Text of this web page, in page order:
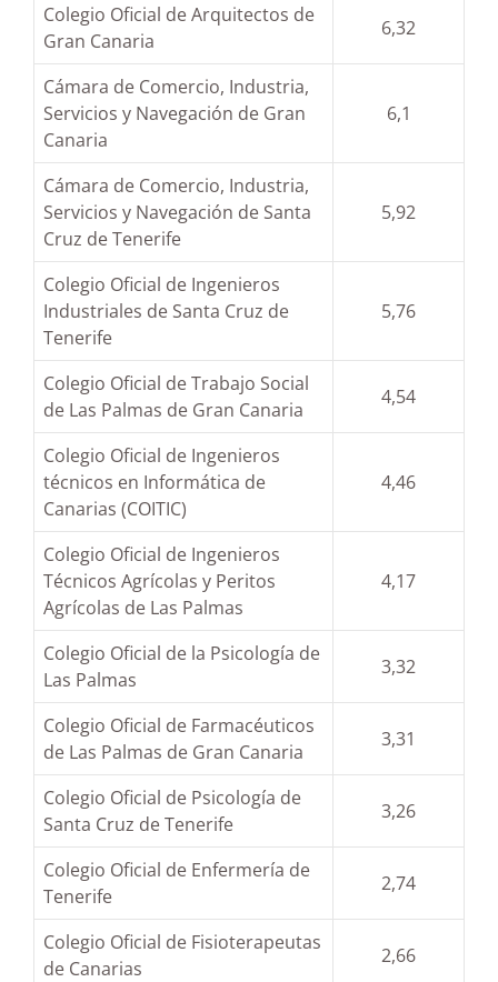
Colegio Oficial de Arquitectos de
Gran Canaria
6,32
Cámara de Comercio, Industria,
Servicios y Navegación de Gran
Canaria
6,1
Cámara de Comercio, Industria,
Servicios y Navegación de Santa
Cruz de Tenerife
5,92
Colegio Oficial de Ingenieros
Industriales de Santa Cruz de
Tenerife
5,76
Colegio Oficial de Trabajo Social
de Las Palmas de Gran Canaria
4,54
Colegio Oficial de Ingenieros
técnicos en Informática de
Canarias (COITIC)
4,46
Colegio Oficial de Ingenieros
Técnicos Agrícolas y Peritos
Agrícolas de Las Palmas
4,17
Colegio Oficial de la Psicología de
Las Palmas
3,32
Colegio Oficial de Farmacéuticos
de Las Palmas de Gran Canaria
3,31
Colegio Oficial de Psicología de
Santa Cruz de Tenerife
3,26
Colegio Oficial de Enfermería de
Tenerife
2,74
Colegio Oficial de Fisioterapeutas
de Canarias
2,66